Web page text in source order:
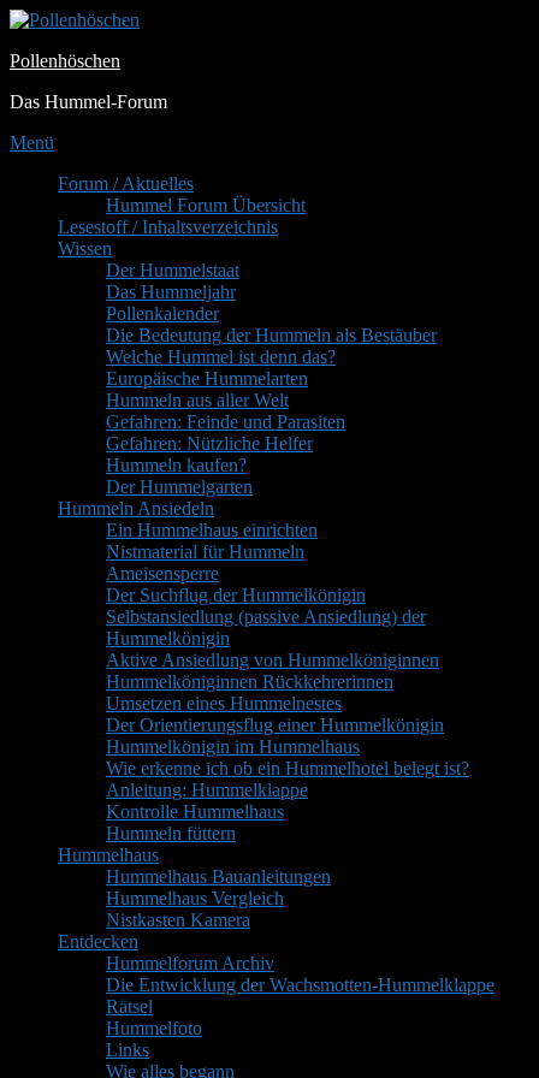
Zum
springen
Pollenhöschen
Das Hummel-Forum
Menü
PrimäresForum / Aktuelles
Hummel Forum Übersicht
Lesestoff / Inhaltsverzeichnis
Wissen
Der Hummelstaat
Das Hummeljahr
Pollenkalender
Die Bedeutung der Hummeln als Bestäuber
Welche Hummel ist denn das?
Europäische Hummelarten
Hummeln aus aller Welt
Gefahren: Feinde und Parasiten
Gefahren: Nützliche Helfer
Hummeln kaufen?
Der Hummelgarten
Hummeln Ansiedeln
Ein Hummelhaus einrichten
Nistmaterial für Hummeln
Ameisensperre
Der Suchflug der Hummelkönigin
Selbstansiedlung (passive Ansiedlung) der
Hummelkönigin
Aktive Ansiedlung von Hummelköniginnen
Hummelköniginnen Rückkehrerinnen
Umsetzen eines Hummelnestes
Der Orientierungsflug einer Hummelkönigin
Hummelkönigin im Hummelhaus
Wie erkenne ich ob ein Hummelhotel belegt ist?
Anleitung: Hummelklappe
Kontrolle Hummelhaus
Hummeln füttern
Hummelhaus
Hummelhaus Bauanleitungen
Hummelhaus Vergleich
Nistkasten Kamera
Entdecken
Hummelforum Archiv
Die Entwicklung der Wachsmotten-Hummelklappe
Rätsel
Hummelfoto
Links
Wie alles begann